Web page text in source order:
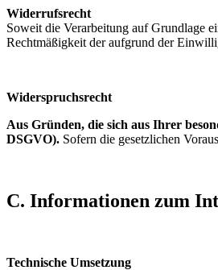
Widerrufsrecht
Soweit die Verarbeitung auf Grundlage
Rechtmäßigkeit der aufgrund der
Widerspruchsrecht
Aus Gründen, die sich aus Ihrer
DSGVO). Sofern die gesetzlichen
C. Informationen zum
Technische Umsetzung